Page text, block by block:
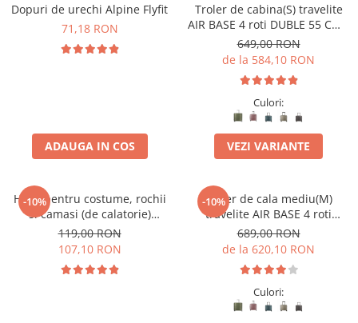
Huse troler
Business Travel
Dopuri de urechi Alpine Flyfit
71,18 RON
ADAUGA IN COS
Troler de cabina(S) travelite
AIR BASE 4 roti DUBLE 55 CM -
S
649,00 RON
de la 584,10 RON
Culori:
VEZI VARIANTE
-10%
Husa pentru costume, rochii
si camasi (de calatorie)
travelite Mobile
119,00 RON
107,10 RON
-10%
Troler de cala mediu(M)
travelite AIR BASE 4 roti
spinner 67 x 45 x 27 cm
689,00 RON
de la 620,10 RON
Culori: